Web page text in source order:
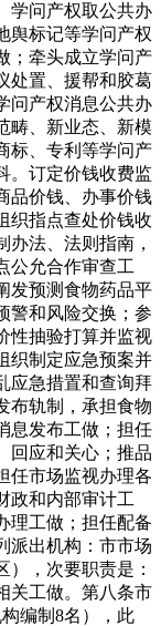
学问产权取公共办
舆标记等学问产权
；牵头成立学问产
处置、援帮和胶葛
问产权消息公共办
畴、新业态、新模
标、专利等学问产
。订定价钱收费监
品价钱、办事价钱
织指点查处价钱收
法、法则指南，
公允合作审查工
发预测食物药品平
警和风险交换；参
性抽验打算并监视
织制定应急预案并
应急措置和查询拜
布轨制，承担食物
息发布工做；担任
回应和关心；推品
任市场监视办理各
政和内部审计工
理工做；担任配备
派出机构：市市场
，次要职责是：
关工做。第八条市
编制8名），此